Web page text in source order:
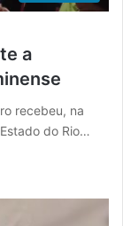
a
recebeu, na
do Rio…